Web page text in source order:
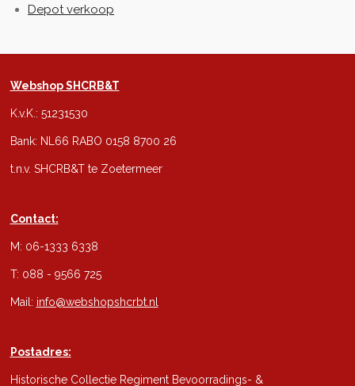
Depot verkoop
Webshop SHCRB&T
K.v.K.: 51231530
Bank: NL66 RABO 0158 8700 26
t.n.v. SHCRB&T te Zoetermeer
Contact:
M: 06-1333 6338
T: 088 - 9566 725
Mail: info@webshopshcrbt.nl
Postadres:
Historische Collectie Regiment Bevoorradings- &